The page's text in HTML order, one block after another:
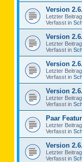
Version
Letzter
Verfasst in
Version
Letzter
Verfasst in
Version
Letzter
Verfasst in
Version
Letzter
Verfasst in
Paar
Letzter
Verfasst in
Version
Letzter
Verfasst in